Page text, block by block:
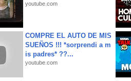
youtube.com
COMPRE EL AUTO DE MIS
SUEÑOS !!! *sorprendi a m
is padres* ??...
youtube.com